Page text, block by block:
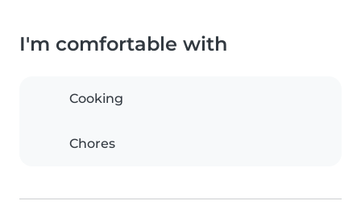
I'm comfortable with
Cooking
Chores